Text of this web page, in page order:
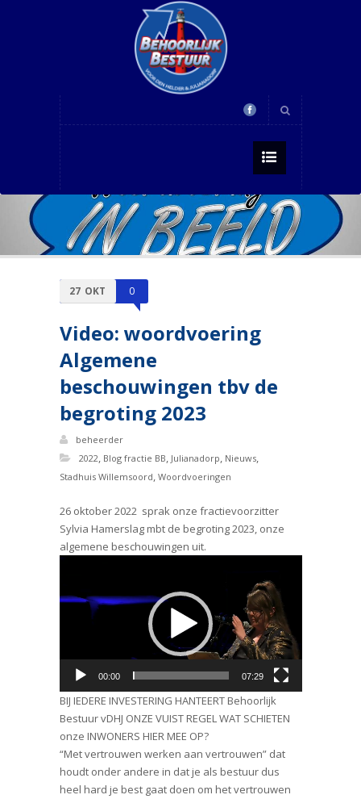
27 OKT 0
Video: woordvoering
Algemene
beschouwingen tbv de
begroting 2023
beheerder
2022, Blog fractie BB, Julianadorp, Nieuws,
Stadhuis Willemsoord, Woordvoeringen
26 oktober 2022 sprak onze fractievoorzitter
Sylvia Hamerslag mbt de begroting 2023, onze
algemene beschouwingen uit.
Videospeler
00:00 07:29
BIJ IEDERE INVESTERING HANTEERT Behoorlijk
Bestuur vDHJ ONZE VUIST REGEL WAT SCHIETEN
onze INWONERS HIER MEE OP?
“Met vertrouwen werken aan vertrouwen” dat
houdt onder andere in dat je als bestuur dus
heel hard je best gaat doen om het vertrouwen